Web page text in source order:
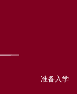
准备入学